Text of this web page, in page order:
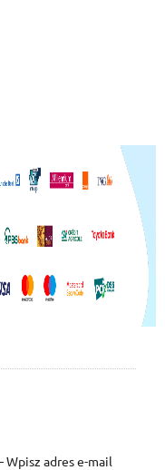
Wpisz adres e-mail